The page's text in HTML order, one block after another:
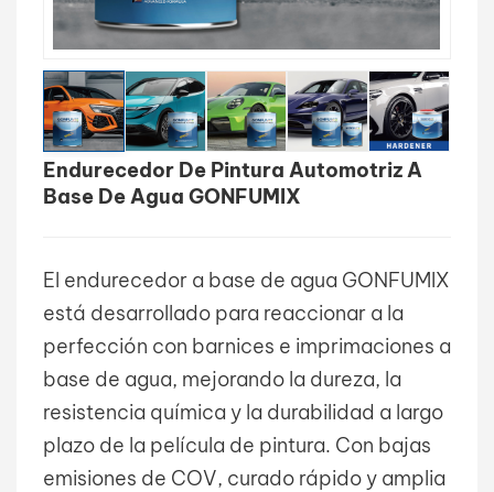
بالعربية
فارسی
中文
Endurecedor De Pintura Automotriz A
Base De Agua GONFUMIX
El endurecedor a base de agua GONFUMIX
está desarrollado para reaccionar a la
perfección con barnices e imprimaciones a
base de agua, mejorando la dureza, la
resistencia química y la durabilidad a largo
plazo de la película de pintura. Con bajas
emisiones de COV, curado rápido y amplia